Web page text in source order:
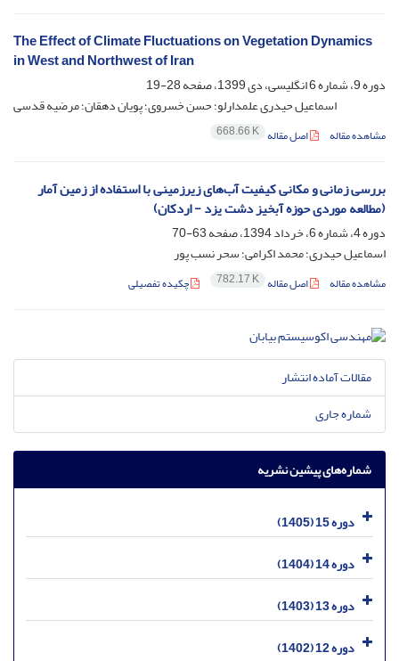
The Effect of Climate Fluctuations on Vegetation Dynamics
in West and Northwest of Iran
دوره 9، شماره 6 انگلیسی، دی 1399، صفحه
28-19
اسماعیل حیدری علمدارلو؛ حسن خسروی؛ پویان دهقان؛ مرضیه قدسی
مشاهده مقاله اصل مقاله 668.66 K
بررسی زمانی و مکانی کیفیت آب‌های زیرزمینی با استفاده از زمین آمار
(مطالعه‌ موردی حوزه آبخیز دشت یزد - اردکان)
دوره 4، شماره 6، خرداد 1394، صفحه
63-70
اسماعیل حیدری؛ محمد اکرامی؛ سحر نسب پور
مشاهده مقاله اصل مقاله 782.17 K چکیده تفصیلی
مقالات آماده انتشار
شماره جاری
شماره‌های پیشین نشریه
دوره 15 (1405)
دوره 14 (1404)
دوره 13 (1403)
دوره 12 (1402)